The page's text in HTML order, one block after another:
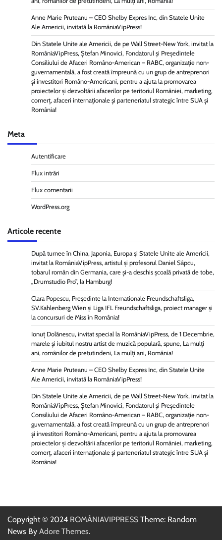
Anne Marie Pruteanu – CEO Shelby Expres Inc, din Statele Unite
Ale Americii, invitată la RomâniaVipPress!
Din Statele Unite ale Americii, de pe Wall Street-New York, invitat la
RomâniaVipPress, Ștefan Minovici, Fondatorul și Președintele
Consiliului de Afaceri Româno-American – RABC, organizație non-
guvernamentală, a fost creată împreună cu un grup de antreprenori
și investitori Româno-Americani, pentru a ajuta la promovarea
proiectelor și dezvoltării afacerilor pe teritoriul României, marketing,
comerț, afaceri internaționale și parteneriatul strategic între SUA și
România!
Meta
Autentificare
Flux intrări
Flux comentarii
WordPress.org
Articole recente
După turnee în China, Japonia, Europa și Statele Unite ale Americii,
invitat la RomâniaVipPress, artistul și profesorul Daniel Sâpcu,
tobarul român din Germania, care și-a deschis școală privată de tobe,
„Drumstudio Pro”, la Hamburg!
Clara Popescu, Președinte la Internationale Freundschaftsliga,
SV.Kahlenberg Wien şi Liga IFL Freundschaftsliga, proiect manager și
la concursuri de Miss în România!
Ionuț Dolănescu, invitat special la RomâniaVipPress, de 1 Decembrie,
marele și iubitul nostru artist de muzică populară, spune, La mulți
ani, românilor de pretutindeni, La mulți ani, România!
Anne Marie Pruteanu – CEO Shelby Expres Inc, din Statele Unite
Ale Americii, invitată la RomâniaVipPress!
Din Statele Unite ale Americii, de pe Wall Street-New York, invitat la
RomâniaVipPress, Ștefan Minovici, Fondatorul și Președintele
Consiliului de Afaceri Româno-American – RABC, organizație non-
guvernamentală, a fost creată împreună cu un grup de antreprenori
și investitori Româno-Americani, pentru a ajuta la promovarea
proiectelor și dezvoltării afacerilor pe teritoriul României, marketing,
comerț, afaceri internaționale și parteneriatul strategic între SUA și
România!
Copyright © 2024 ROMÂNIAVIPPRESS Theme: Random
News By Adore Themes.